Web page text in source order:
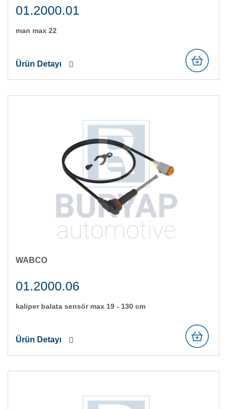
01.2000.01
man max 22
Ürün Detayı
WABCO
01.2000.06
kali̇per balata sensör max 19 - 130 cm
Ürün Detayı